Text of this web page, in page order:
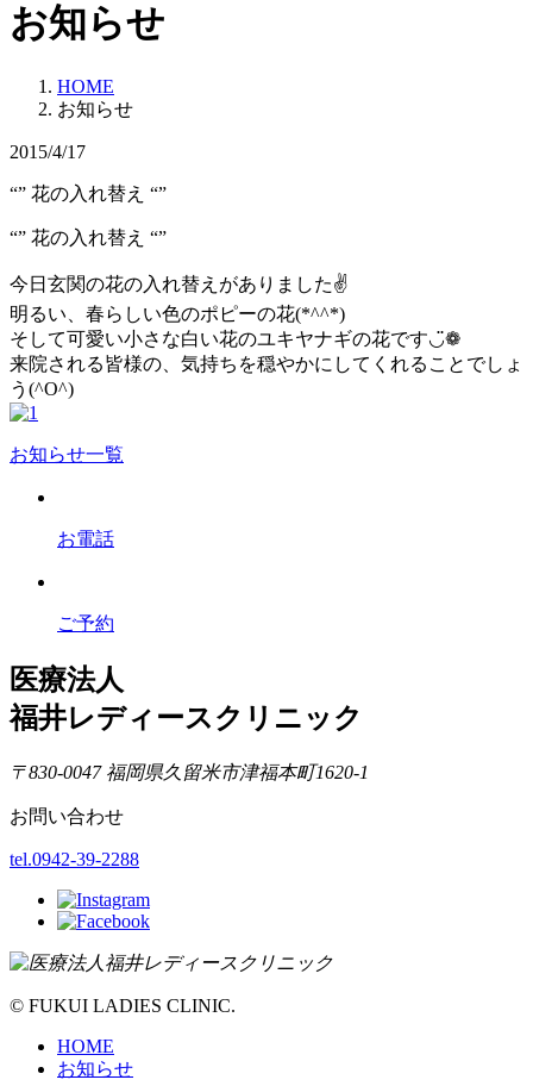
お知らせ
HOME
お知らせ
2015/4/17
“” 花の入れ替え “”
“” 花の入れ替え “”
今日玄関の花の入れ替えがありました✌
明るい、春らしい色のポピーの花(*^^*)
そして可愛い小さな白い花のユキヤナギの花です◡̈❁
来院される皆様の、気持ちを穏やかにしてくれることでしょ
う(^O^)
お知らせ一覧
お電話
ご予約
医療法人
福井レディースクリニック
〒830-0047 福岡県久留米市津福本町1620-1
お問い合わせ
tel.0942-39-2288
© FUKUI LADIES CLINIC.
HOME
お知らせ